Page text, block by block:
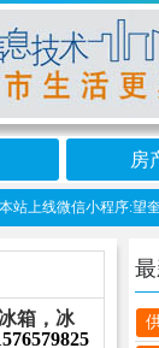
房
上线微信小程序:望奎
箱，冰